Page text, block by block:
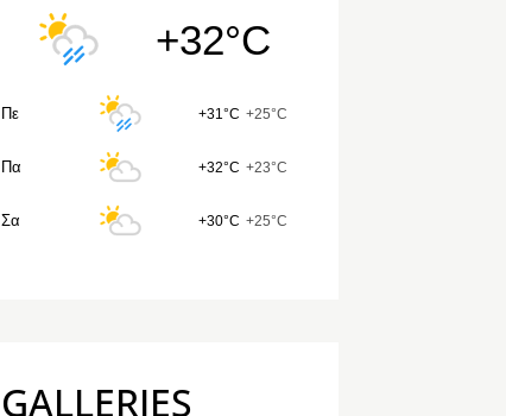
+32°C
Πε +31°C +25°C
Πα +32°C +23°C
Σα +30°C +25°C
GALLERIES